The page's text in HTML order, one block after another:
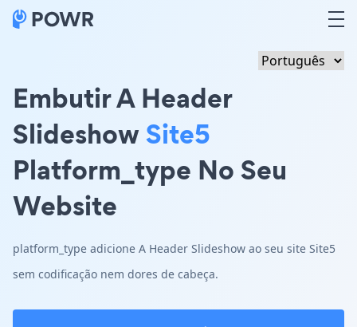
Embutir A Header
SlideshowSite5
Platform_type No Seu
Website
platform_type adicione A Header Slideshow ao seu site Site5
sem codificação nem dores de cabeça.